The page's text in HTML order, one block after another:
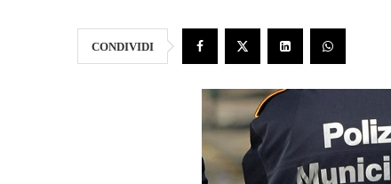
CONDIVIDI